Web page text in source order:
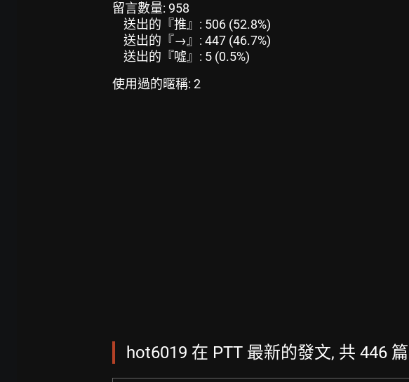
留言數量: 958
送出的『推』: 506 (52.8%)
送出的『→』: 447 (46.7%)
送出的『噓』: 5 (0.5%)
使用過的暱稱: 2
hot6019 在 PTT 最新的發文, 共 446 篇